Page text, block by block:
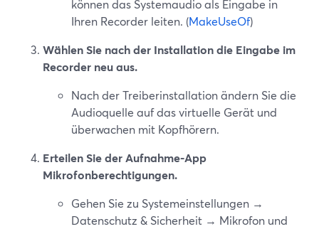
können das Systemaudio als Eingabe in
Ihren Recorder leiten. (MakeUseOf)
Wählen Sie nach der Installation die Eingabe im
Recorder neu aus.
Nach der Treiberinstallation ändern Sie die
Audioquelle auf das virtuelle Gerät und
überwachen mit Kopfhörern.
Erteilen Sie der Aufnahme-App
Mikrofonberechtigungen.
Gehen Sie zu Systemeinstellungen →
Datenschutz & Sicherheit → Mikrofon und